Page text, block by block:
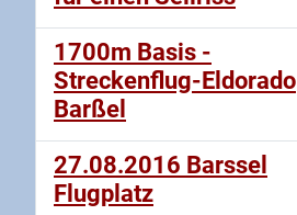
1700m Basis -
Streckenflug-Eldorado
Barßel
27.08.2016 Barssel
Flugplatz